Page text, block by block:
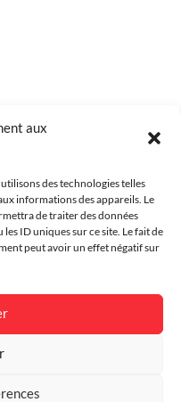
aux
des technologies telles
informations des appareils. Le
de traiter des données
ID uniques sur ce site. Le fait de
peut avoir un effet négatif sur
System